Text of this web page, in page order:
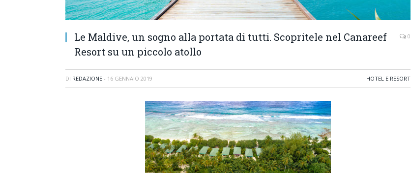
Le Maldive, un sogno alla portata di tutti. Scopritele nel Canareef
Resort su un piccolo atollo
0
DI REDAZIONE - 16 GENNAIO 2019 HOTEL E RESORT